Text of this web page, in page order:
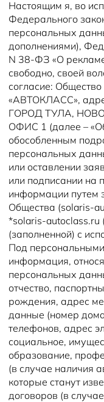
Настоящим я, во
Федерального
персональных
дополнениями),
N 38-ФЗ «О
свободно, своей
согласие: Общество
«АВТОКЛАСС»,
ГОРОД ТУЛА,
ОФИС 1 (далее –
обособленным
персональных
или оставлении
или подписании на
информации путем
Общества (solaris-
*solaris-autoclass.ru
(заполненной) с
Под
информация,
персональных
отчество,
рождения, адрес
данные (номер
телефонов, адрес
социальное,
образование,
(в случае наличия
которые станут
договоров (в